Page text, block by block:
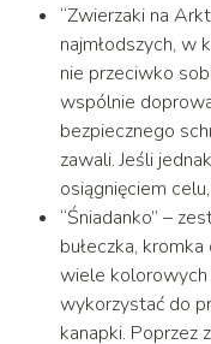
“Zwierzaki na
najmłodszych, w
nie przeciwko
wspólnie
bezpiecznego
zawali. Jeśli
osiągnięciem
“Śniadanko” –
bułeczka,
wiele
wykorzystać do
kanapki.